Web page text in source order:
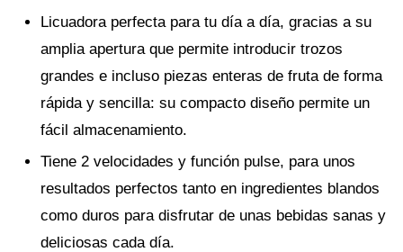
Licuadora perfecta para tu día a día, gracias a su
amplia apertura que permite introducir trozos
grandes e incluso piezas enteras de fruta de forma
rápida y sencilla: su compacto diseño permite un
fácil almacenamiento.
Tiene 2 velocidades y función pulse, para unos
resultados perfectos tanto en ingredientes blandos
como duros para disfrutar de unas bebidas sanas y
deliciosas cada día.